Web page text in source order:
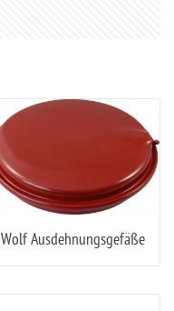
Wolf Ausdehnungsgefäße